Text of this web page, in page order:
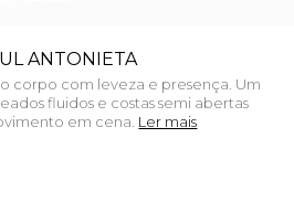
ANTONIETA
corpo com leveza e presença. Um
fluidos e costas semi abertas
em cena. Ler mais